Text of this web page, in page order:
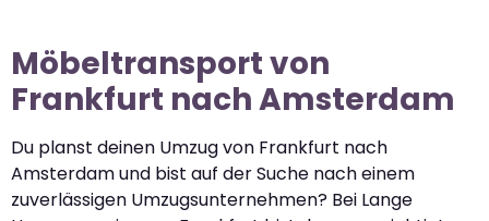
Möbeltransport von
Frankfurt nach Amsterdam
Du planst deinen Umzug von Frankfurt nach
Amsterdam und bist auf der Suche nach einem
zuverlässigen Umzugsunternehmen? Bei Lange